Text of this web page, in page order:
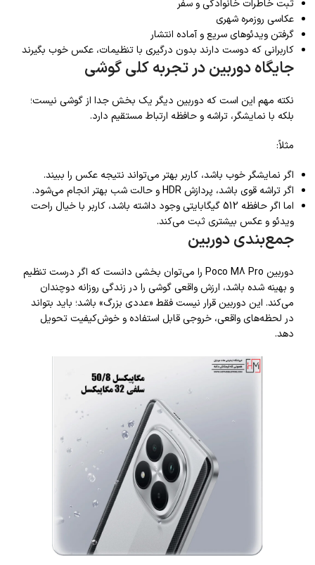
ثبت خاطرات خانوادگی و سفر
عکاسی روزمره شهری
گرفتن ویدئوهای سریع و آماده انتشار
کاربرانی که دوست دارند بدون درگیری با تنظیمات، عکس خوب بگیرند
جایگاه دوربین در تجربه کلی گوشی
نکته مهم این است که دوربین دیگر یک بخش جدا از گوشی نیست؛
بلکه با نمایشگر، تراشه و حافظه ارتباط مستقیم دارد.
مثلاً:
اگر نمایشگر خوب باشد، کاربر بهتر می‌تواند نتیجه عکس را ببیند.
اگر تراشه قوی باشد، پردازش HDR و حالت شب بهتر انجام می‌شود.
اما اگر حافظه 512 گیگابایتی وجود داشته باشد، کاربر با خیال راحت
ویدئو و عکس بیشتری ثبت می‌کند.
جمع‌بندی دوربین
دوربین Poco M8 Pro را می‌توان بخشی دانست که اگر درست تنظیم
و بهینه شده باشد، ارزش واقعی گوشی را در زندگی روزانه دوچندان
می‌کند. این دوربین قرار نیست فقط «عددی بزرگ» باشد؛ باید بتواند
در لحظه‌های واقعی، خروجی قابل استفاده و خوش‌کیفیت تحویل
دهد.